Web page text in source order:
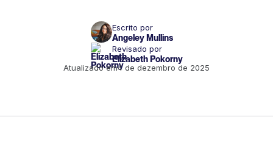
Escrito por
Angeley Mullins
Revisado por
Elizabeth Pokorny
Atualizado em4 de dezembro de 2025